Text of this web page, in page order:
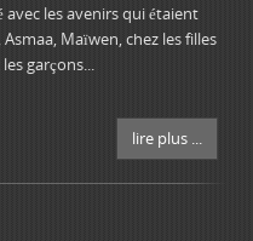
les avenirs qui étaient
Maïwen, chez les filles
garçons...
lire plus ...